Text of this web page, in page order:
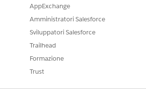
AppExchange
Amministratori Salesforce
Sviluppatori Salesforce
Trailhead
Formazione
Trust